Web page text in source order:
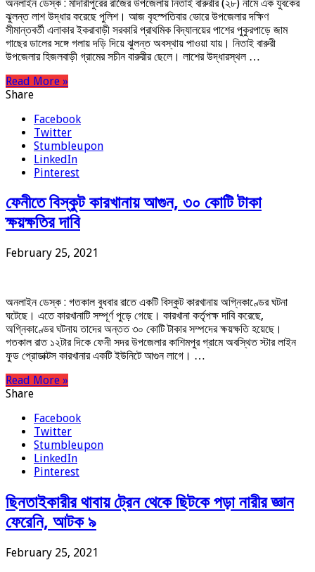
অনলাইন ডেস্ক : মাদারীপুরের রাজৈর উপজেলায় নিতাই বারুরীর (২৮) নামে এক যুবকের
ঝুলন্ত লাশ উদ্ধার করেছে পুলিশ। আজ বৃহস্পতিবার ভোরে উপজেলার দক্ষিণ
সীমান্তবর্তী এলাকার ইকরাবাড়ী সরকারি প্রাথমিক বিদ্যালয়ের পাশের পুকুরপাড়ে জাম
গাছের ডালের সঙ্গে গলায় দড়ি দিয়ে ঝুলন্ত অবস্থায় পাওয়া যায়। নিতাই বারুরী
উপজেলার হিজলবাড়ী গ্রামের সচীন বারুরীর ছেলে। লাশের উদ্ধারস্থল …
Read More »
Share
Facebook
Twitter
Stumbleupon
LinkedIn
Pinterest
ফেনীতে বিস্কুট কারখানায় আগুন, ৩০ কোটি টাকা
ক্ষয়ক্ষতির দাবি
February 25, 2021
অনলাইন ডেস্ক : গতকাল বুধবার রাতে একটি বিস্কুট কারখানায় অগ্নিকাণ্ডের ঘটনা
ঘটেছে। এতে কারখানাটি সম্পূর্ণ পুড়ে গেছে। কারখানা কর্তৃপক্ষ দাবি করেছে,
অগ্নিকাণ্ডের ঘটনায় তাদের অন্তত ৩০ কোটি টাকার সম্পদের ক্ষয়ক্ষতি হয়েছে।
গতকাল রাত ১২টার দিকে ফেনী সদর উপজেলার কাশিমপুর গ্রামে অবস্থিত স্টার লাইন
ফুড প্রোডাক্টস কারখানার একটি ইউনিটে আগুন লাগে। …
Read More »
Share
Facebook
Twitter
Stumbleupon
LinkedIn
Pinterest
ছিনতাইকারীর থাবায় ট্রেন থেকে ছিটকে পড়া নারীর জ্ঞান
ফেরেনি, আটক ৯
February 25, 2021